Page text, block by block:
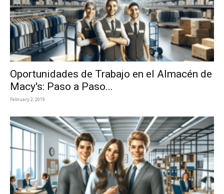
Oportunidades de Trabajo en el Almacén de
Macy's: Paso a Paso...
February 2, 2019